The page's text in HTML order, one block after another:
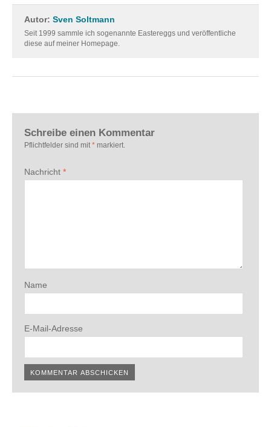
Autor: Sven Soltmann
Seit 1999 sammle ich sogenannte Eastereggs und veröffentliche
diese auf meiner Homepage.
Schreibe einen Kommentar
Pflichtfelder sind mit * markiert.
Nachricht *
Name
E-Mail-Adresse